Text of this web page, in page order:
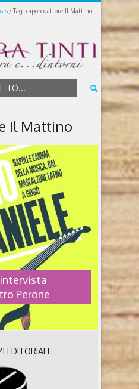
Tag: caporedattore Il Mattino
TO...
Il Mattino
intervista
Perone
INTERVISTA
PERONE
EDITORIALI